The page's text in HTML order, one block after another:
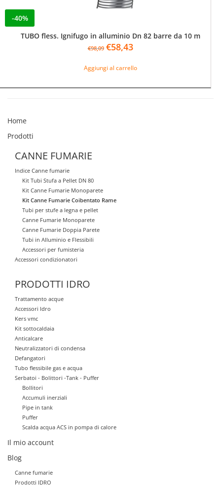
-40%
TUBO fless. Ignifugo in alluminio Dn 82 barre da 10 m
€98,09 Il
originale
€98,09.
€58,43Il
attuale
€58,43.
Aggiungi al carrello
Home
Prodotti
CANNE FUMARIE
Indice Canne fumarie
Kit Tubi Stufa a Pellet DN 80
Kit Canne Fumarie Monoparete
Kit Canne Fumarie Coibentato Rame
Tubi per stufe a legna e pellet
Canne Fumarie Monoparete
Canne Fumarie Doppia Parete
Tubi in Alluminio e Flessibili
Accessori per fumisteria
Accessori condizionatori
PRODOTTI IDRO
Trattamento acque
Accessori Idro
Kers vmc
Kit sottocaldaia
Anticalcare
Neutralizzatori di condensa
Defangatori
Tubo flessibile gas e acqua
Serbatoi - Bolittori -Tank - Puffer
Bollitori
Accumuli inerziali
Pipe in tank
Puffer
Scalda acqua ACS in pompa di calore
Il mio account
Blog
Canne fumarie
Prodotti IDRO